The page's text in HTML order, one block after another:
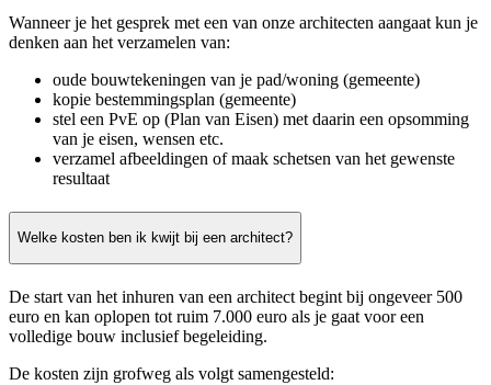
Wanneer je het gesprek met een van onze architecten aangaat kun je
denken aan het verzamelen van:
oude bouwtekeningen van je pad/woning (gemeente)
kopie bestemmingsplan (gemeente)
stel een PvE op (Plan van Eisen) met daarin een opsomming
van je eisen, wensen etc.
verzamel afbeeldingen of maak schetsen van het gewenste
resultaat
Welke kosten ben ik kwijt bij een architect?
De start van het inhuren van een architect begint bij ongeveer 500
euro en kan oplopen tot ruim 7.000 euro als je gaat voor een
volledige bouw inclusief begeleiding.
De kosten zijn grofweg als volgt samengesteld: